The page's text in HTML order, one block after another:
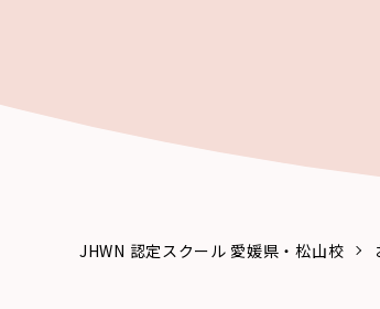
JHWN 認定スクール 愛媛県・松山校